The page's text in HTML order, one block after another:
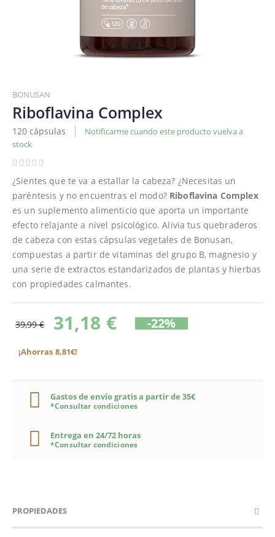
al
comienzo
de
la
galería
de
BONUSAN
Riboflavina Complex
120 cápsulas
Notificarme cuando este producto vuelva a
stock
¿Sientes que te va a estallar la cabeza? ¿Necesitas un
paréntesis y no encuentras el modo? Riboflavina Complex
es un suplemento alimenticio que aporta un importante
efecto relajante a nivel psicológico. Alivia tus quebraderos
de cabeza con estas cápsulas vegetales de Bonusan,
compuestas a partir de vitaminas del grupo B, magnesio y
una serie de extractos estandarizados de plantas y hierbas
con propiedades calmantes.
39,99 € 31,18 € -22%
¡Ahorras 8,81€!
Gastos de envío gratis a partir de 35€
*Consultar condiciones
Entrega en 24/72 horas
*Consultar condiciones
PROPIEDADES